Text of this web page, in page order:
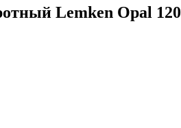
Lemken Opal 120